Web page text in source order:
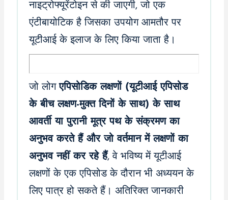
नाइट्रोफ्यूरेंटोइन से की जाएगी, जो एक
एंटीबायोटिक है जिसका उपयोग आमतौर पर
यूटीआई के इलाज के लिए किया जाता है।
जो लोगएपिसोडिक लक्षणों (यूटीआई एपिसोड
के बीच लक्षण-मुक्त दिनों के साथ) के साथ
आवर्ती या पुरानी मूत्र पथ के संक्रमण का
अनुभव करते हैं और जो वर्तमान में लक्षणों का
अनुभव नहीं कर रहे हैं, वे भविष्य में यूटीआई
लक्षणों के एक एपिसोड के दौरान भी अध्ययन के
लिए पात्र हो सकते हैं। अतिरिक्त जानकारी